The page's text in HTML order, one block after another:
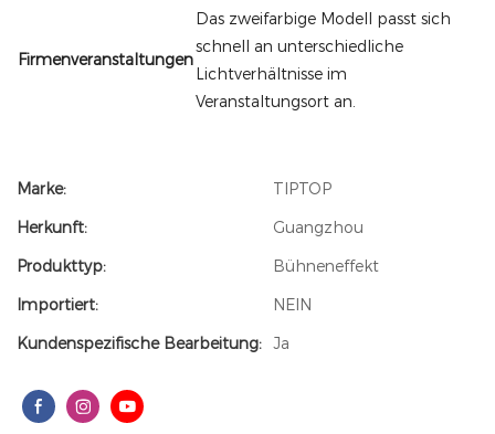
Firmenveranstaltungen
Das zweifarbige Modell passt sich
schnell an unterschiedliche
Lichtverhältnisse im
Veranstaltungsort an.
Marke:
TIPTOP
Herkunft:
Guangzhou
Produkttyp:
Bühneneffekt
Importiert:
NEIN
Kundenspezifische Bearbeitung: Ja